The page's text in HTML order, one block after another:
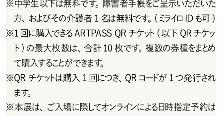
※中学生以下は無料です。障害者手帳をご呈示いただいた
方、およびその介 護 者 1 名は無 料です。( ミライロ ID も可 )
※1 回に購入できる ARTPASS QR チケット( 以下 QR チケッ
ト)の最大枚数は、合計10枚です。複数の券種をまとめ
て購入することができます。
※QRチケットは購入1回につき、QRコードが1つ発行され
ます。
※本展は、ご入場に際してオンラインによる日時指定予約は